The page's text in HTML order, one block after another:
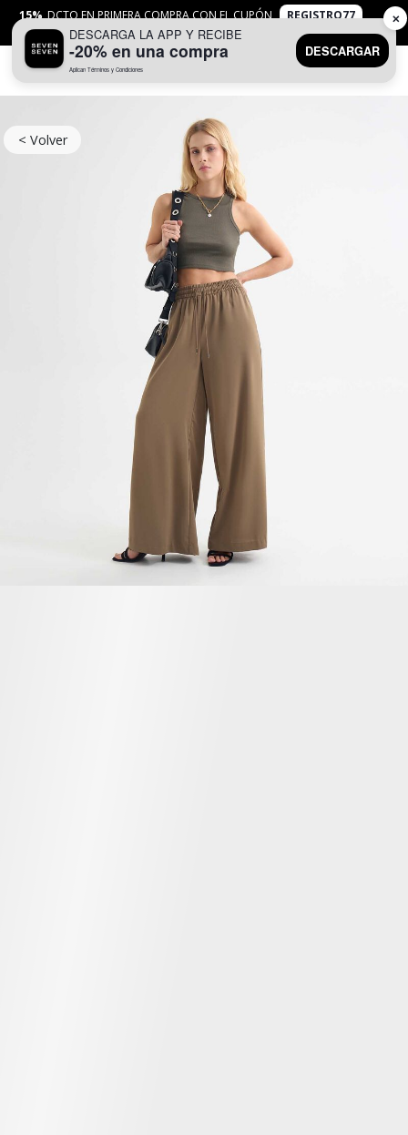
15% DCTO EN PRIMERA COMPRA CON EL CUPÓN
REGISTRO77
APLICANTYC
< Volver
DESCARGA LA APP Y RECIBE
-20% en una compra
Aplican Términos y Condiciones
DESCARGAR
✕